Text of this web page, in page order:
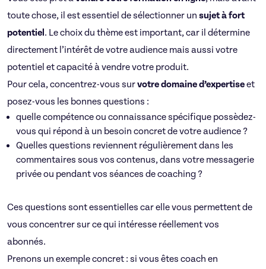
toute chose, il est essentiel de sélectionner un sujet à fort
potentiel . Le choix du thème est important, car il détermine
directement l’intérêt de votre audience mais aussi votre
potentiel et capacité à vendre votre produit.
Pour cela, concentrez-vous survotre domaine d’expertiseet
posez-vous les bonnes questions :
quelle compétence ou connaissance spécifique possèdez-
vous qui répond à un besoin concret de votre audience ?
Quelles questions reviennent régulièrement dans les
commentaires sous vos contenus, dans votre messagerie
privée ou pendant vos séances de coaching ?
Ces questions sont essentielles car elle vous permettent de
vous concentrer sur ce qui intéresse réellement vos
abonnés.
Prenons un exemple concret : si vous êtes coach en